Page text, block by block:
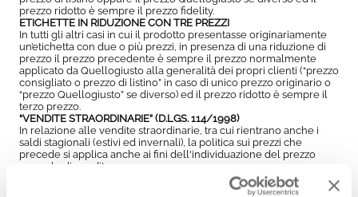
prezzo ridotto è sempre il prezzo fidelity.
ETICHETTE IN RIDUZIONE CON TRE PREZZI
In tutti gli altri casi in cui il prodotto presentasse originariamente
un’etichetta con due o più prezzi, in presenza di una riduzione di
prezzo il prezzo precedente è sempre il prezzo normalmente
applicato da Quellogiusto alla generalità dei propri clienti (“prezzo
consigliato o prezzo di listino” in caso di unico prezzo originario o
“prezzo Quellogiusto” se diverso) ed il prezzo ridotto è sempre il
terzo prezzo.
“VENDITE STRAORDINARIE” (D.LGS. 114/1998)
In relazione alle vendite straordinarie, tra cui rientrano anche i
saldi stagionali (estivi ed invernali), la politica sui prezzi che
precede si applica anche ai fini dell'individuazione del prezzo
normale di vendita.
RIDUZIONE DI PREZZO PROGRESSIVA SENZA INTERRUZIONI
Nel caso di riduzioni di prezzo progressivamente aumentate